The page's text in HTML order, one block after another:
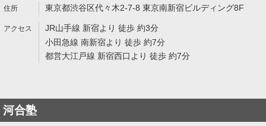
東京都渋谷区代々木2-7-8 東京南新宿ビルディング8F
JR山手線 新宿より 徒歩 約3分
小田急線 南新宿より 徒歩 約7分
都営大江戸線 新宿西口より 徒歩 約7分
河合塾